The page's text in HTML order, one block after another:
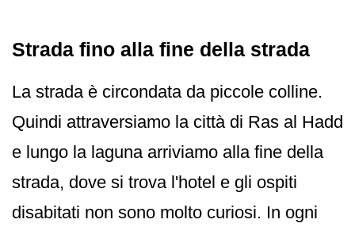
Strada fino alla fine della strada
La strada è circondata da piccole colline.
Quindi attraversiamo la città di Ras al Hadd
e lungo la laguna arriviamo alla fine della
strada, dove si trova l'hotel e gli ospiti
disabitati non sono molto curiosi. In ogni